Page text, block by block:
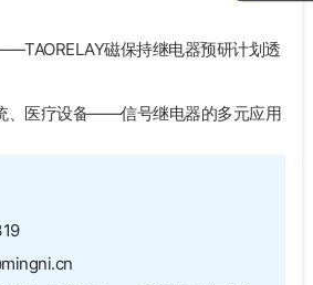
磁保持继电器预研计划透
、医疗设备——信号继电器的多元应用